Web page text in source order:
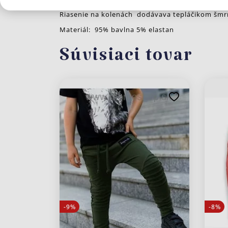
Riasenie na kolenách dodávava tepláčikom
Materiál: 95% bavlna 5% elastan
Súvisiaci tovar
-9% -8%